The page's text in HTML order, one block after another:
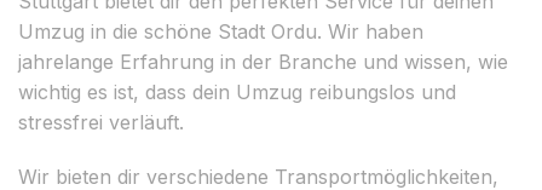
Umzug in die schöne Stadt Ordu. Wir haben
jahrelange Erfahrung in der Branche und wissen, wie
wichtig es ist, dass dein Umzug reibungslos und
stressfrei verläuft.
Wir bieten dir verschiedene Transportmöglichkeiten,